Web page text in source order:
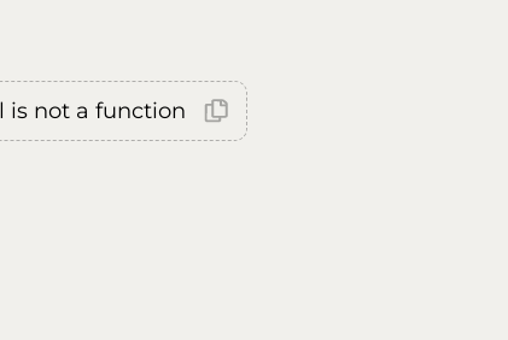
is not a function